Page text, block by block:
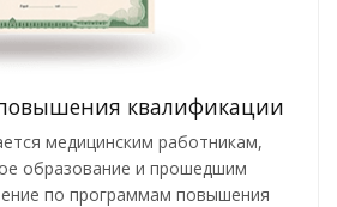
квалификации
медицинским работникам,
образование и прошедшим
по программам повышения